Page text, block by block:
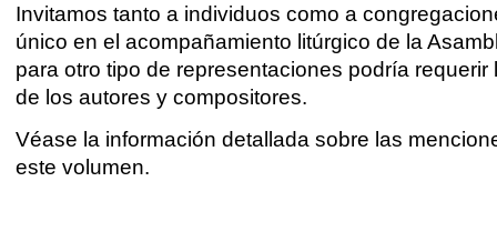
Invitamos tanto a individuos como a
único en el acompañamiento litúrgico de la
para otro tipo de representaciones podría
de los autores y compositores.
Véase la información detallada sobre las
este volumen.